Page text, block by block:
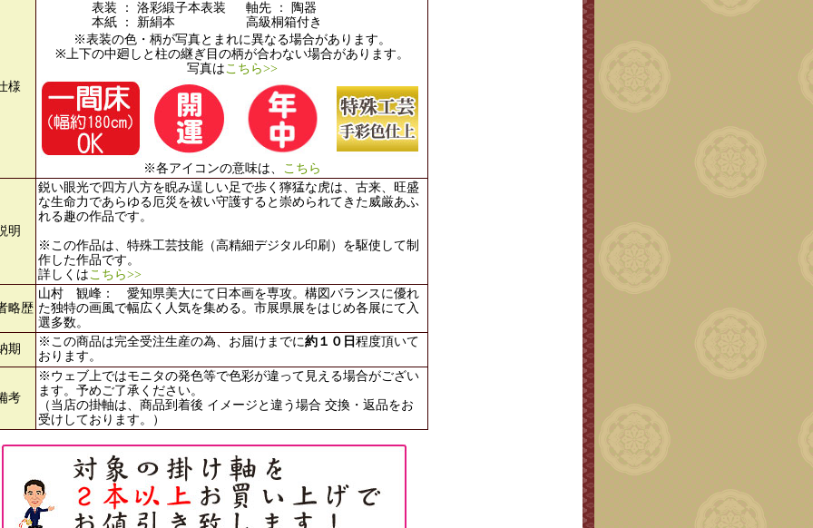
様
表装 ： 洛彩緞子本表装
本紙 ： 新絹本
軸先 ： 陶器
高級桐箱付き
※表装の色・柄が写真とまれに異なる場合があります。
※上下の中廻しと柱の継ぎ目の柄が合わない場合があります。
写真はこちら>>
※各アイコンの意味は、 こちら
明
鋭い眼光で四方八方を睨み逞しい足で歩く獰猛な虎は、古来、旺盛
な生命力であらゆる厄災を祓い守護すると崇められてきた威厳あふ
れる趣の作品です。
※この作品は、特殊工芸技能（高精細デジタル印刷）を駆使して制
作した作品です。
詳しくはこちら>>
略歴
山村 観峰： 愛知県美大にて日本画を専攻。構図バランスに優れ
た独特の画風で幅広く人気を集める。市展県展をはじめ各展にて入
選多数。
期
※この商品は完全受注生産の為、お届けまでに約１０日 程度頂いて
おります。
考
※ウェブ上ではモニタの発色等で色彩が違って見える場合がござい
ます。予めご了承ください。
（当店の掛軸は、商品到着後 イメージと違う場合 交換・返品をお
受けしております。）